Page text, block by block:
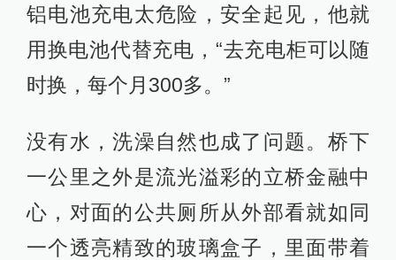
铝电池充电太危险，安全起见，他就
用换电池代替充电，“去充电柜可以随
时换，每个月300多。”
没有水，洗澡自然也成了问题。桥下
一公里之外是流光溢彩的立桥金融中
心，对面的公共厕所从外部看就如同
一个透亮精致的玻璃盒子，里面带着